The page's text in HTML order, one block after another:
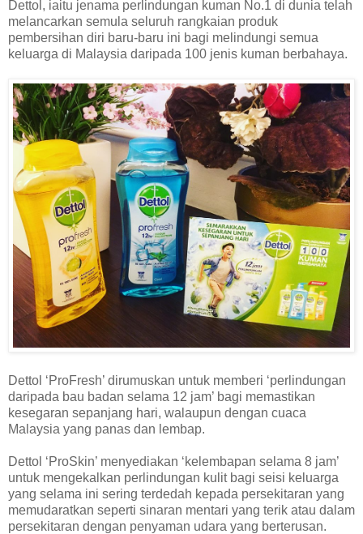
Dettol, iaitu jenama perlindungan kuman No.1 di dunia telah
melancarkan semula seluruh rangkaian produk
pembersihan diri baru-baru ini bagi melindungi semua
keluarga di Malaysia daripada 100 jenis kuman berbahaya.
Dettol ‘ProFresh’ dirumuskan untuk memberi ‘perlindungan
daripada bau badan selama 12 jam’ bagi memastikan
kesegaran sepanjang hari, walaupun dengan cuaca
Malaysia yang panas dan lembap.
Dettol ‘ProSkin’ menyediakan ‘kelembapan selama 8 jam’
untuk mengekalkan perlindungan kulit bagi seisi keluarga
yang selama ini sering terdedah kepada persekitaran yang
memudaratkan seperti sinaran mentari yang terik atau dalam
persekitaran dengan penyaman udara yang berterusan.